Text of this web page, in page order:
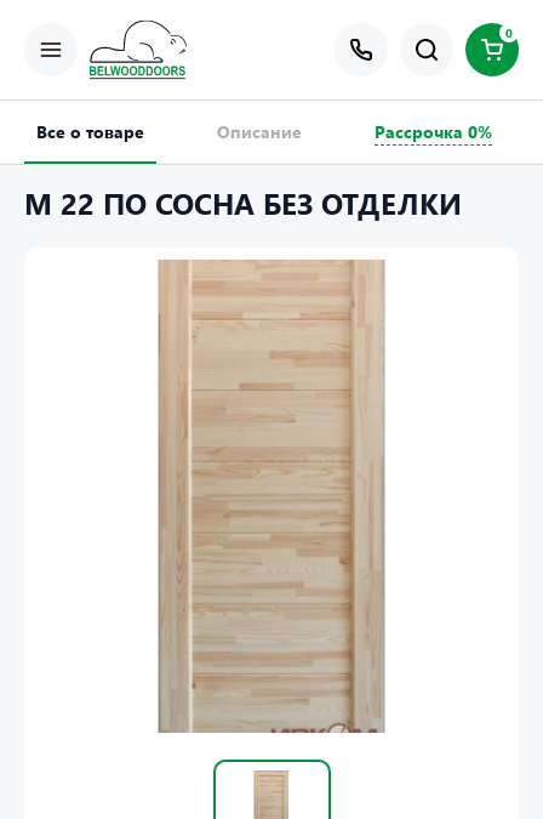
0
Все о товаре Описание Рассрочка 0%
М 22 ПО СОСНА БЕЗ ОТДЕЛКИ